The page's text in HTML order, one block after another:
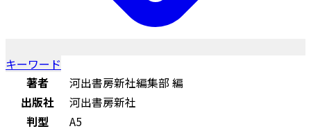
キーワード
著者
河出書房新社編集部 編
出版社
河出書房新社
判型
A5